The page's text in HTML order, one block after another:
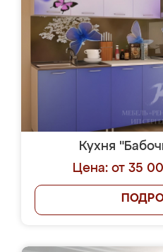
Кухня
Цена: от 35